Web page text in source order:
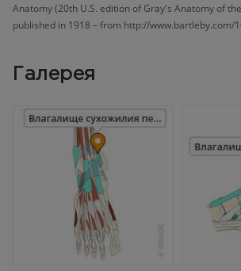
Anatomy (20th U.S. edition of Gray's Anatomy of
published in 1918 – from http://www.bartleby.com/
Галерея